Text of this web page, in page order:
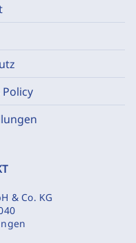
Policy
& Co. KG